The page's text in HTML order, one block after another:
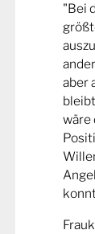
"Bei
aber
wäre